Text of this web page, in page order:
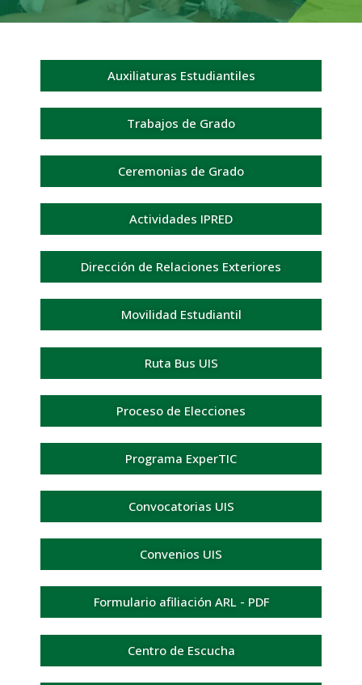
Auxiliaturas Estudiantiles
Trabajos de Grado
Ceremonias de Grado
Actividades IPRED
Dirección de Relaciones Exteriores
Movilidad Estudiantil
Ruta Bus UIS
Proceso de Elecciones
Programa ExperTIC
Convocatorias UIS
Convenios UIS
Formulario afiliación ARL - PDF
Centro de Escucha